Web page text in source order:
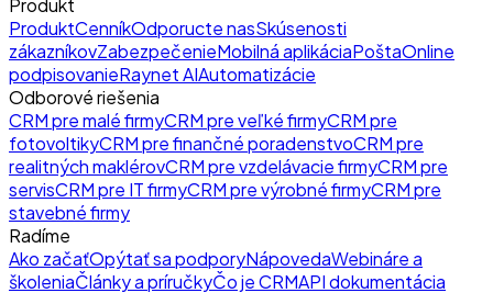
Produkt
ProduktCenníkOdporucte nasSkúsenosti
zákazníkovZabezpečenieMobilná aplikáciaPoštaOnline
podpisovanieRaynet AIAutomatizácie
Odborové riešenia
CRM pre malé firmyCRM pre veľké firmyCRM pre
fotovoltikyCRM pre finančné poradenstvoCRM pre
realitných maklérovCRM pre vzdelávacie firmyCRM pre
servisCRM pre IT firmyCRM pre výrobné firmyCRM pre
stavebné firmy
Radíme
Ako začaťOpýtať sa podporyNápovedaWebináre a
školeniaČlánky a príručkyČo je CRMAPI dokumentácia